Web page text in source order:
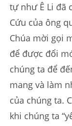
tự như Ê Li đã
Cứu của ông
Chúa mời gọi
để được đổi
chúng ta để
mang và làm
của chúng ta.
khi chúng ta